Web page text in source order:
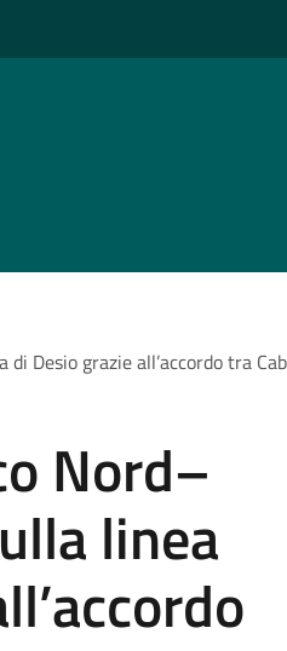
Desio grazie all’accordo tra
Nord–
linea